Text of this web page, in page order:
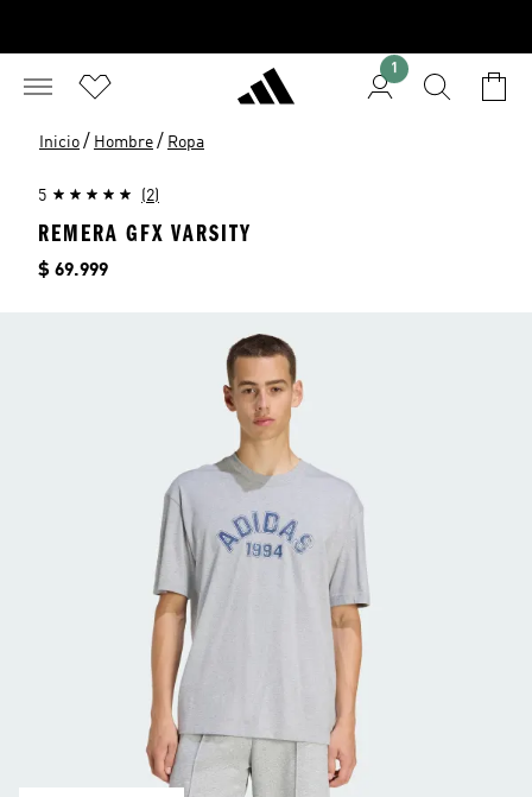
1
Inicio / Hombre / Ropa
5 (2)
REMERA GFX VARSITY
Precio
$ 69.999